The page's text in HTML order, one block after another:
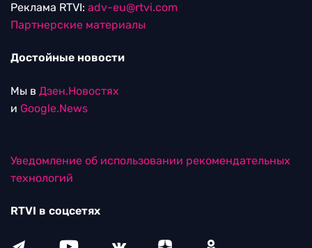
Реклама RTVI: adv-eu@rtvi.com
Партнерские материалы
Достойные новости
Мы в Дзен.Новостях
и Google.News
Уведомление об использовании рекомендательных
технологий
RTVI в соцсетях